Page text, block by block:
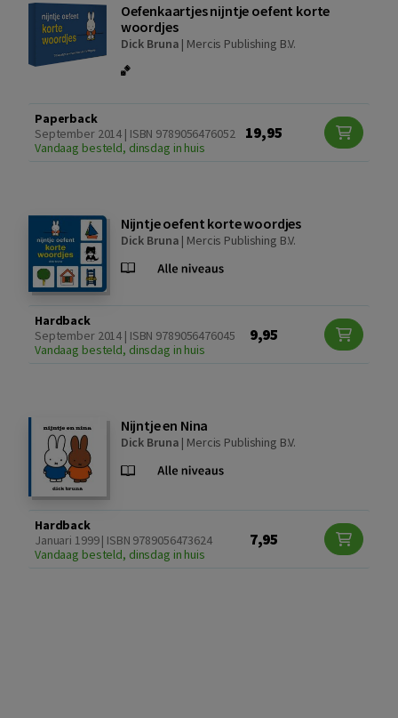
Oefenkaartjes nijntje oefent korte
woordjes
Dick Bruna | Mercis Publishing B.V.
Paperback
September 2014 | ISBN 9789056476052
Vandaag besteld, dinsdag in huis
19,95
Nijntje oefent korte woordjes
Dick Bruna | Mercis Publishing B.V.
Hardback
September 2014 | ISBN 9789056476045
Vandaag besteld, dinsdag in huis
9,95
Nijntje en Nina
Dick Bruna | Mercis Publishing B.V.
Hardback
Januari 1999 | ISBN 9789056473624
Vandaag besteld, dinsdag in huis
7,95